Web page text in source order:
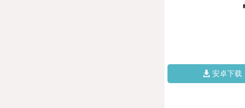
安卓下载